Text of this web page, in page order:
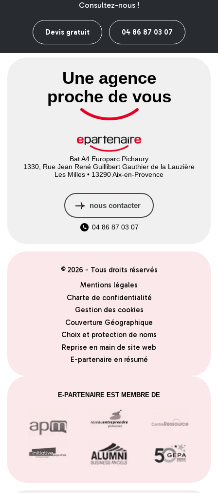
Consultez-nous !
Devis gratuit 04 86 87 03 07
Une agence
proche de vous
Bat A4 Europarc Pichaury
1330, Rue Jean René Guillibert Gauthier de la Lauzière
Les Milles • 13290 Aix-en-Provence
nous contacter
04 86 87 03 07
© 2026 - Tous droits réservés
Mentions légales
Charte de confidentialité
Gestion des cookies
Couverture Géographique
Choix et protection de noms
Reprise en main de site web
E-partenaire en résumé
E-PARTENAIRE EST MEMBRE DE